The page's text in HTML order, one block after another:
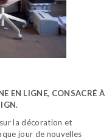
EN LIGNE, CONSACRÉ À
la décoration et
jour de nouvelles